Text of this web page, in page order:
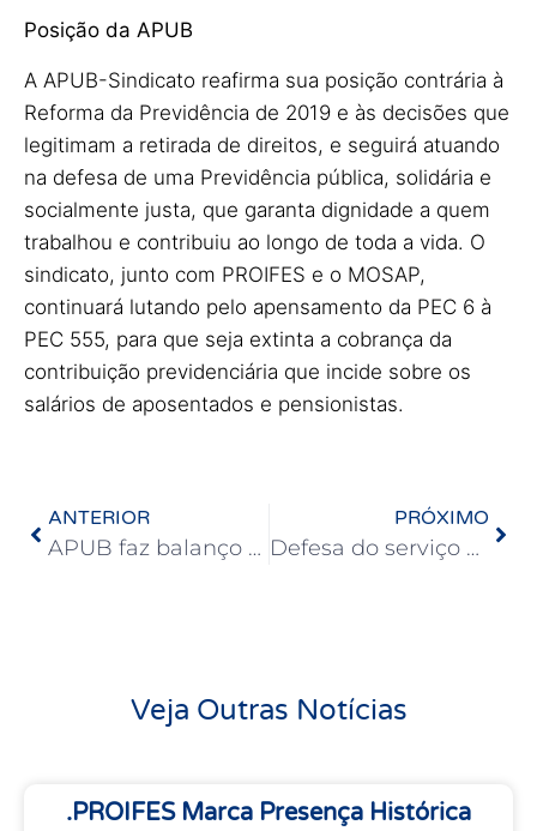
Posição da APUB
A APUB-Sindicato reafirma sua posição contrária à
Reforma da Previdência de 2019 e às decisões que
legitimam a retirada de direitos, e seguirá atuando
na defesa de uma Previdência pública, solidária e
socialmente justa, que garanta dignidade a quem
trabalhou e contribuiu ao longo de toda a vida. O
sindicato, junto com PROIFES e o MOSAP,
continuará lutando pelo apensamento da PEC 6 à
PEC 555, para que seja extinta a cobrança da
contribuição previdenciária que incide sobre os
salários de aposentados e pensionistas.
ANTERIOR
APUB faz balanço de um ano de lutas e convoca a categoria para os desafios de 2026
PRÓXIMO
Defesa do serviço público marca participação da APUB na Lavagem do Bonfim
Veja Outras Notícias
.PROIFES Marca Presença Histórica